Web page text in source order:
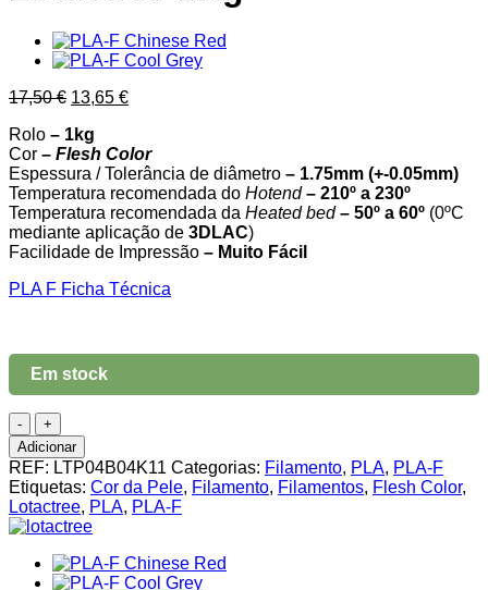
17,50€ O
original
era:
17,50 €.
13,65 €O
é:
13,65 €.
Rolo – 1kg
Cor – Flesh Color
Espessura / Tolerância de diâmetro – 1.75mm (+-0.05mm)
Temperatura recomendada do Hotend– 210º a 230º
Temperatura recomendada da Heated bed – 50º a 60º (0ºC
mediante aplicação de 3DLAC)
Facilidade de Impressão – Muito Fácil
PLA F Ficha Técnica
Em stock
Quantidade
de
PLA-
F
Flesh
Color
Lotactree
1Kg
Adicionar
REF: LTP04B04K11 Categorias: Filamento, PLA, PLA-F
Etiquetas: Cor da Pele, Filamento, Filamentos, Flesh Color,
Lotactree, PLA, PLA-F